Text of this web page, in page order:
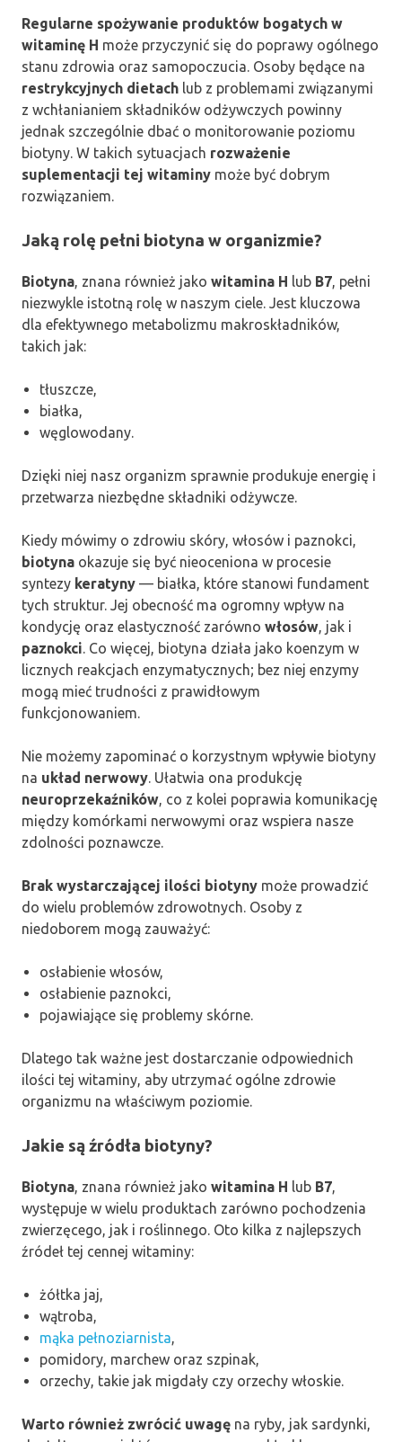
Regularne spożywanie produktów bogatych w
witaminę H może przyczynić się do poprawy ogólnego
stanu zdrowia oraz samopoczucia. Osoby będące na
restrykcyjnych dietach lub z problemami związanymi
z wchłanianiem składników odżywczych powinny
jednak szczególnie dbać o monitorowanie poziomu
biotyny. W takich sytuacjach rozważenie
suplementacji tej witaminy może być dobrym
rozwiązaniem.
Jaką rolę pełni biotyna w organizmie?
Biotyna, znana również jako witamina H lub B7, pełni
niezwykle istotną rolę w naszym ciele. Jest kluczowa
dla efektywnego metabolizmu makroskładników,
takich jak:
tłuszcze,
białka,
węglowodany.
Dzięki niej nasz organizm sprawnie produkuje energię i
przetwarza niezbędne składniki odżywcze.
Kiedy mówimy o zdrowiu skóry, włosów i paznokci,
biotyna okazuje się być nieoceniona w procesie
syntezy keratyny — białka, które stanowi fundament
tych struktur. Jej obecność ma ogromny wpływ na
kondycję oraz elastyczność zarówno włosów, jak i
paznokci. Co więcej, biotyna działa jako koenzym w
licznych reakcjach enzymatycznych; bez niej enzymy
mogą mieć trudności z prawidłowym
funkcjonowaniem.
Nie możemy zapominać o korzystnym wpływie biotyny
na układ nerwowy. Ułatwia ona produkcję
neuroprzekaźników, co z kolei poprawia komunikację
między komórkami nerwowymi oraz wspiera nasze
zdolności poznawcze.
Brak wystarczającej ilości biotyny może prowadzić
do wielu problemów zdrowotnych. Osoby z
niedoborem mogą zauważyć:
osłabienie włosów,
osłabienie paznokci,
pojawiające się problemy skórne.
Dlatego tak ważne jest dostarczanie odpowiednich
ilości tej witaminy, aby utrzymać ogólne zdrowie
organizmu na właściwym poziomie.
Jakie są źródła biotyny?
Biotyna , znana również jako witamina H lub B7
występuje w wielu produktach zarówno pochodzenia
zwierzęcego, jak i roślinnego. Oto kilka z najlepszych
źródeł tej cennej witaminy:
żółtka jaj,
wątroba,
mąka pełnoziarnista
pomidory, marchew oraz szpinak,
orzechy, takie jak migdały czy orzechy włoskie.
Warto również zwrócić uwagę na ryby, jak sardynki,